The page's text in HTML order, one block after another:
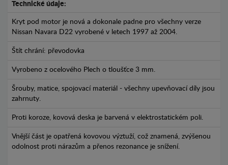
Technické údaje:
Kryt pod motor je nová a dokonale padne pro všechny verze
Nissan Navara D22 vyrobené v letech 1997 až 2004.
Štít chrání: převodovka
Vyrobeno z ocelového Plech o tloušťce 3 mm.
Šrouby, matice, spojovací materiál - všechny upevňovací díly jsou
zahrnuty.
Proti koroze, kovová deska je barvená v elektrostatickém poli.
Vnější část je opatřená kovovou výztuží, což znamená, zvýšenou
odolnost proti nárazům a přenos rezonance je snížení.